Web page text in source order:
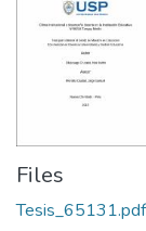
Files
Tesis_65131.pdf